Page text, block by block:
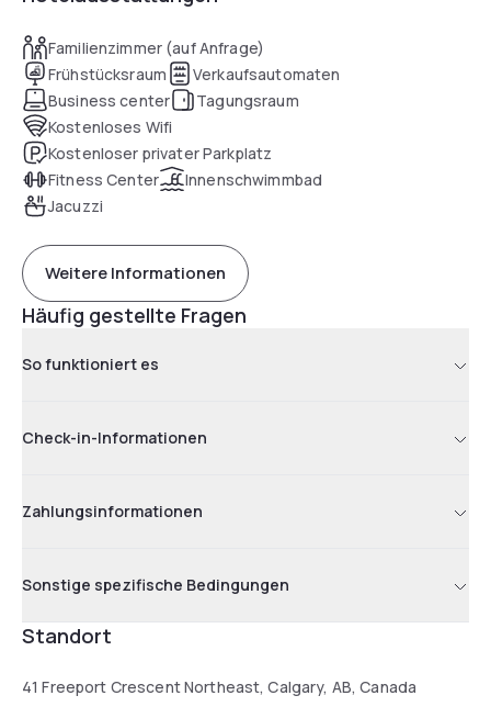
Familienzimmer (auf Anfrage)
Frühstücksraum
Verkaufsautomaten
Business center
Tagungsraum
Kostenloses Wifi
Kostenloser privater Parkplatz
Fitness Center
Innenschwimmbad
Jacuzzi
Weitere Informationen
Häufig gestellte Fragen
So funktioniert es
Check-in-Informationen
Zahlungsinformationen
Sonstige spezifische Bedingungen
Standort
41 Freeport Crescent Northeast, Calgary, AB, Canada